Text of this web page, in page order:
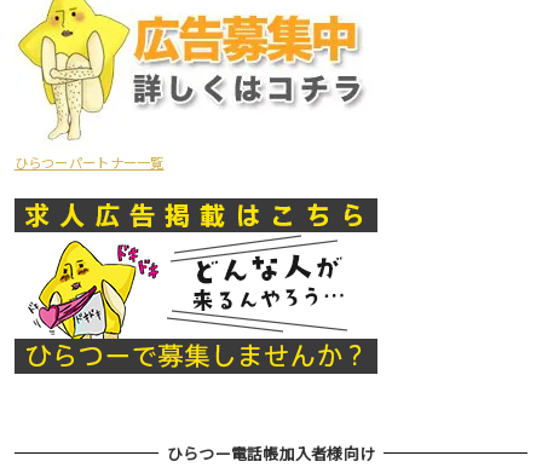
ひらつーパートナー一覧
ひらつー電話帳加入者様向け